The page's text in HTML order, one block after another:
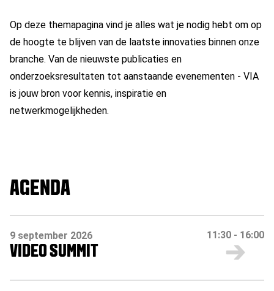
Op deze themapagina vind je alles wat je nodig hebt om op
de hoogte te blijven van de laatste innovaties binnen onze
branche. Van de nieuwste publicaties en
onderzoeksresultaten tot aanstaande evenementen - VIA
is jouw bron voor kennis, inspiratie en
netwerkmogelijkheden.
AGENDA
9 september 2026
VIDEO SUMMIT
11:30 - 16:00